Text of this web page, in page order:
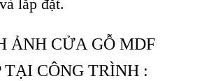
lắp đặt.
ẢNH CỬA GỖ MDF
CÔNG TRÌNH :